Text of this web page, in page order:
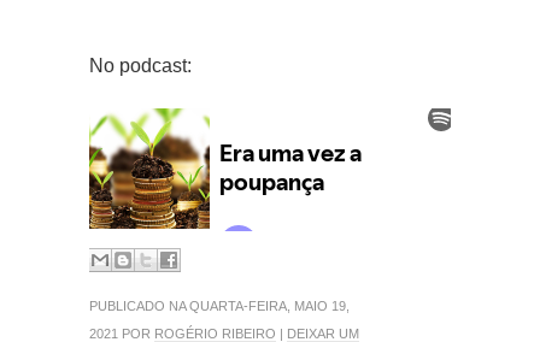
No podcast:
PUBLICADO NA QUARTA-FEIRA, MAIO 19,
2021 POR ROGÉRIO RIBEIRO | DEIXAR UM